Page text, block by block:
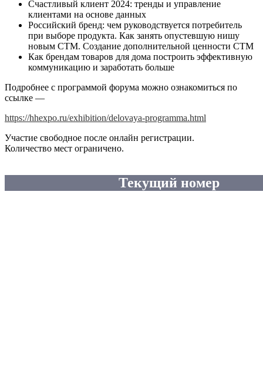
Счастливый клиент 2024: тренды и управление
клиентами на основе данных
Российский бренд: чем руководствуется потребитель
при выборе продукта. Как занять опустевшую нишу
новым СТМ. Создание дополнительной ценности СТМ
Как брендам товаров для дома построить эффективную
коммуникацию и заработать больше
Подробнее с программой форума можно ознакомиться по
ссылке —
https://hhexpo.ru/exhibition/delovaya-programma.html
Участие свободное после онлайн регистрации.
Количество мест ограничено.
Текущий номер